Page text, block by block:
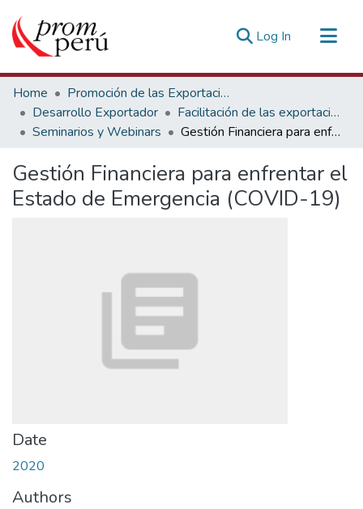
Log In (current)
Communities & Collections
All of DSpace
Statistics
Estadísticas Externas
Home
Promoción de las Exportaciones
Desarrollo Exportador
Facilitación de las exportaciones
Seminarios y Webinars
Gestión Financiera para enfrentar el Estado de Emergencia (COVID-19)
Gestión Financiera para enfrentar el
Estado de Emergencia (COVID-19)
Date
2020
Authors